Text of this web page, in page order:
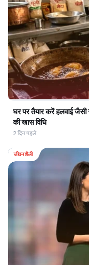
घर पर तैयार करें हलवाई जैसी
की खास विधि
2 दिन पहले
जीवनशैली